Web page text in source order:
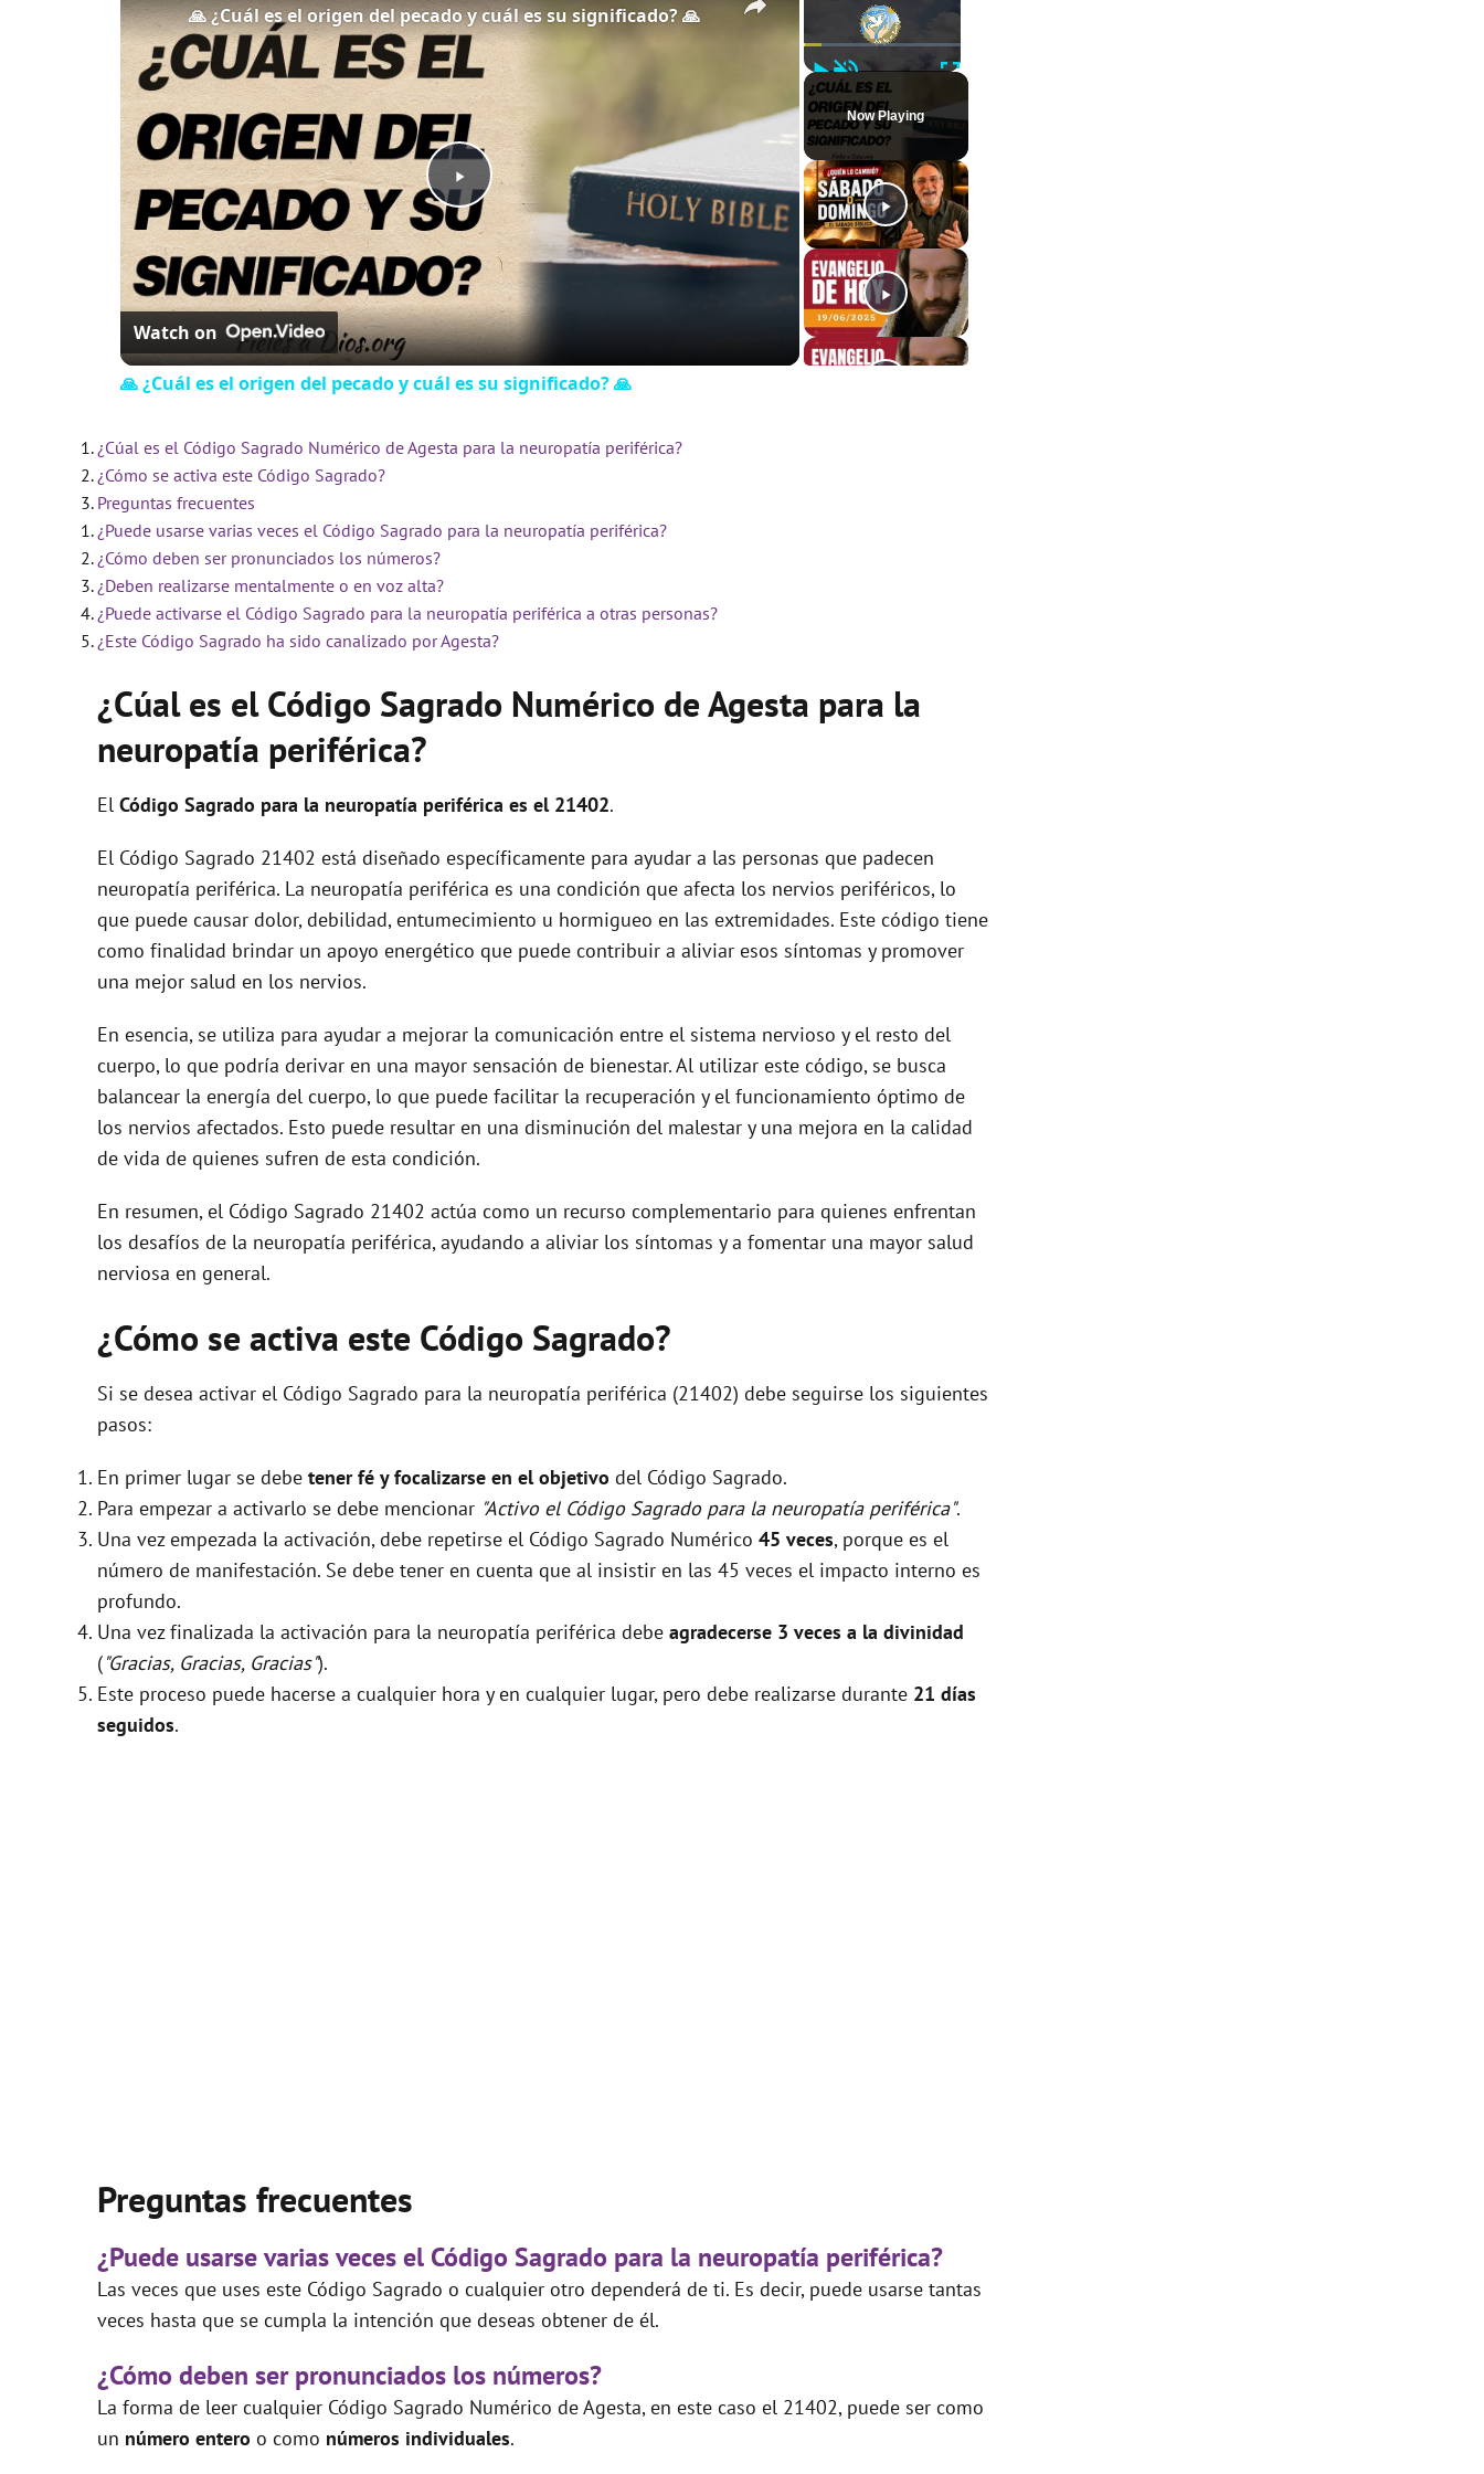
PlayUnmute Fullscreen
Now Playing
P
l
a
i
🙏 ¿Cuál es el origen del pecado y cuál es su significado? 🙏
Watch on
🙏 ¿Cuál es el origen del pecado y cuál es su significado? 🙏
¿Cúal es el Código Sagrado Numérico de Agesta para la neuropatía periférica?
¿Cómo se activa este Código Sagrado?
Preguntas frecuentes
¿Puede usarse varias veces el Código Sagrado para la neuropatía periférica?
¿Cómo deben ser pronunciados los números?
¿Deben realizarse mentalmente o en voz alta?
¿Puede activarse el Código Sagrado para la neuropatía periférica a otras personas?
¿Este Código Sagrado ha sido canalizado por Agesta?
¿Cúal es el Código Sagrado Numérico de Agesta para la
neuropatía periférica?
El Código Sagrado para la neuropatía periférica es el 21402.
El Código Sagrado 21402 está diseñado específicamente para ayudar a las personas que padecen
neuropatía periférica. La neuropatía periférica es una condición que afecta los nervios periféricos, lo
que puede causar dolor, debilidad, entumecimiento u hormigueo en las extremidades. Este código tiene
como finalidad brindar un apoyo energético que puede contribuir a aliviar esos síntomas y promover
una mejor salud en los nervios.
En esencia, se utiliza para ayudar a mejorar la comunicación entre el sistema nervioso y el resto del
cuerpo, lo que podría derivar en una mayor sensación de bienestar. Al utilizar este código, se busca
balancear la energía del cuerpo, lo que puede facilitar la recuperación y el funcionamiento óptimo de
los nervios afectados. Esto puede resultar en una disminución del malestar y una mejora en la calidad
de vida de quienes sufren de esta condición.
En resumen, el Código Sagrado 21402 actúa como un recurso complementario para quienes enfrentan
los desafíos de la neuropatía periférica, ayudando a aliviar los síntomas y a fomentar una mayor salud
nerviosa en general.
¿Cómo se activa este Código Sagrado?
Si se desea activar el Código Sagrado para la neuropatía periférica (21402) debe seguirse los siguientes
pasos:
En primer lugar se debe tener fé y focalizarse en el objetivo del Código Sagrado.
Para empezar a activarlo se debe mencionar "Activo el Código Sagrado para la neuropatía periférica".
Una vez empezada la activación, debe repetirse el Código Sagrado Numérico 45 veces, porque es el
número de manifestación. Se debe tener en cuenta que al insistir en las 45 veces el impacto interno es
profundo.
Una vez finalizada la activación para la neuropatía periférica debe agradecerse 3 veces a la divinidad
("Gracias, Gracias, Gracias").
Este proceso puede hacerse a cualquier hora y en cualquier lugar, pero debe realizarse durante 21 días
seguidos.
Preguntas frecuentes
¿Puede usarse varias veces el Código Sagrado para la neuropatía periférica?
Las veces que uses este Código Sagrado o cualquier otro dependerá de ti. Es decir, puede usarse tantas
veces hasta que se cumpla la intención que deseas obtener de él.
¿Cómo deben ser pronunciados los números?
La forma de leer cualquier Código Sagrado Numérico de Agesta, en este caso el 21402, puede ser como
un número entero o como números individuales.